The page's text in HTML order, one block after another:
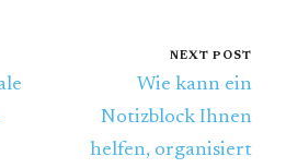
NEXT POST
Wie kann ein
Notizblock Ihnen
helfen, organisiert